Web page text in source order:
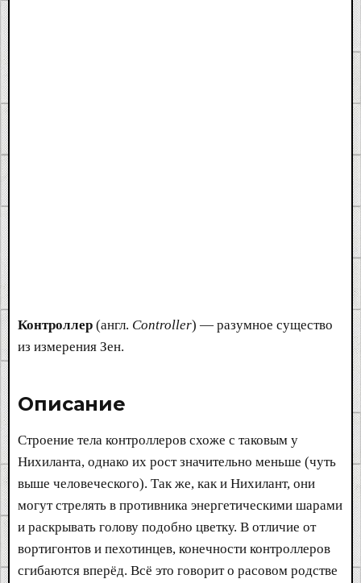
Контроллер (англ. Controller) — разумное существо
из измерения Зен.
Описание​
Строение тела контроллеров схоже с таковым у
Нихиланта, однако их рост значительно меньше (чуть
выше человеческого). Так же, как и Нихилант, они
могут стрелять в противника энергетическими шарами
и раскрывать голову подобно цветку. В отличие от
вортигонтов и пехотинцев, конечности контроллеров
сгибаются вперёд. Всё это говорит о расовом родстве